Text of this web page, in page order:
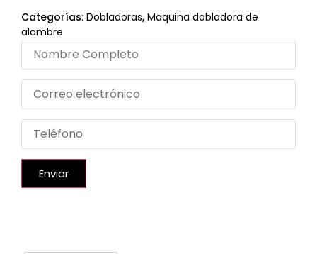
Categorías: Dobladoras, Maquina dobladora de
alambre
Enviar